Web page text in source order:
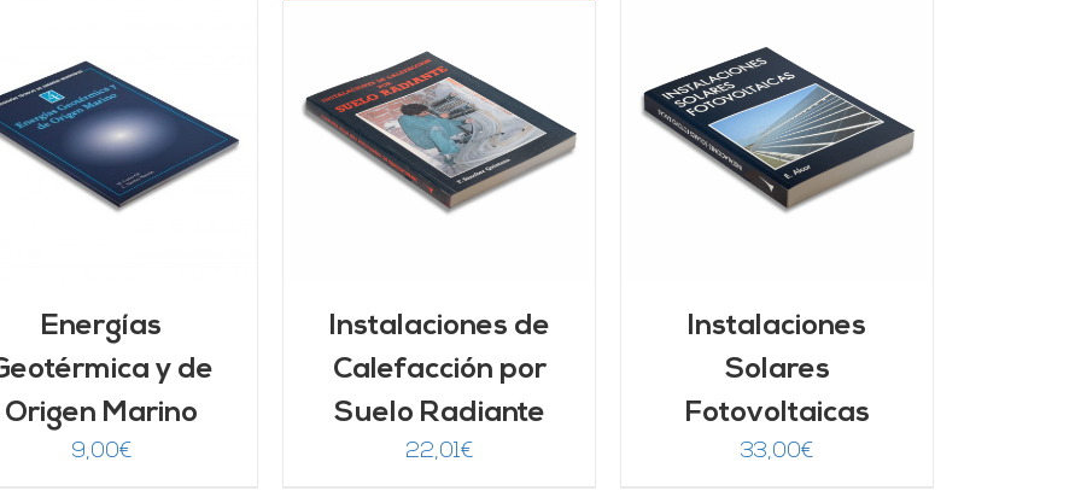
Energías
y de
Origen Marino
9,00€
DETALLES
Instalaciones de
Calefacción por
Suelo Radiante
22,01€
AÑADIR AL CARRITO
/
DETALLES
Instalaciones
Solares
Fotovoltaicas
33,00€